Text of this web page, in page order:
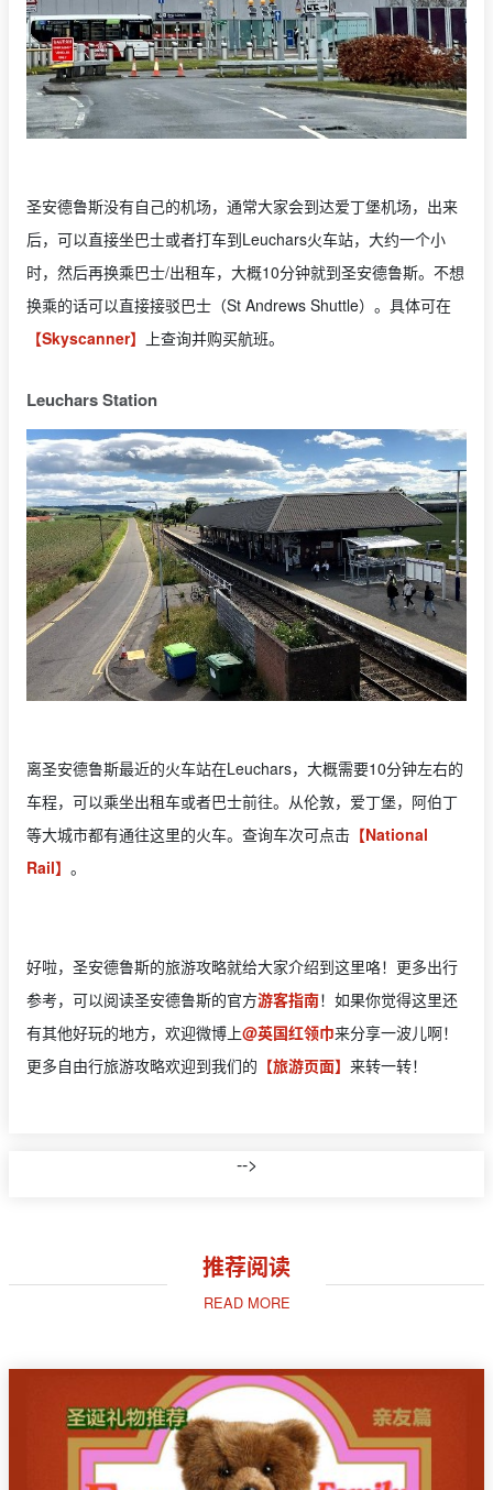
圣安德鲁斯没有自己的机场，通常大家会到达爱丁堡机场，出来
后，可以直接坐巴士或者打车到Leuchars火车站，大约一个小
时，然后再换乘巴士/出租车，大概10分钟就到圣安德鲁斯。不想
换乘的话可以直接接驳巴士（St Andrews Shuttle）。具体可在
【Skyscanner】
上查询并购买航班。
Leuchars Station
离圣安德鲁斯最近的火车站在Leuchars，大概需要10分钟左右的
车程，可以乘坐出租车或者巴士前往。从伦敦，爱丁堡，阿伯丁
等大城市都有通往这里的火车。查询车次可点击 【National
Rail】 。
好啦，圣安德鲁斯的旅游攻略就给大家介绍到这里咯！更多出行
参考，可以阅读圣安德鲁斯的官方游客指南！如果你觉得这里还
有其他好玩的地方，欢迎微博上@英国红领巾来分享一波儿啊！
更多自由行旅游攻略欢迎到我们的 【旅游页面】 来转一转！
-->
推荐阅读
READ MORE